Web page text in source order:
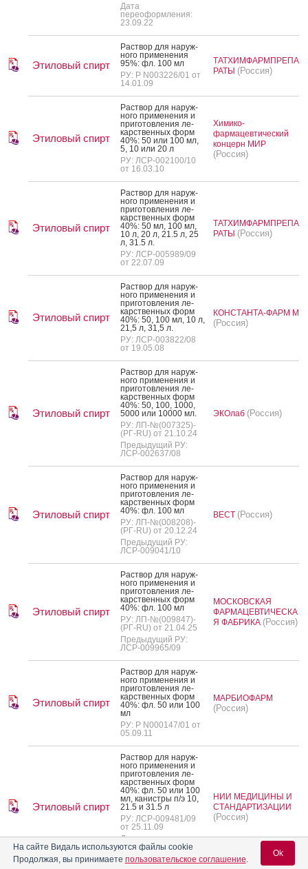
Дата
переоформления:
23.09.22
Этиловый спирт
Рас­твор для на­руж­
но­го при­мене­ния
95%: фл. 100 мл
РУ: Р N003226/01 от
14.01.09
ТАТХИМФАРМПРЕПА
РАТЫ (Россия)
Этиловый спирт
Рас­твор для на­руж­
но­го при­мене­ния и
при­готов­ле­ния ле­
карс­твен­ных форм
40%: 50 или 100 мл,
5, 10 или 20 л
РУ: ЛСР-002100/10
от 16.03.10
Химико-
фармацевтический
концерн МИР
(Россия)
Этиловый спирт
Рас­твор для на­руж­
но­го при­мене­ния и
при­готов­ле­ния ле­
карс­твен­ных форм
40%: 50 мл, 100 мл,
10 л, 20 л, 21.5 л, 25
л, 31.5 л.
РУ: ЛСР-005989/09
от 22.07.09
ТАТХИМФАРМПРЕПА
РАТЫ (Россия)
Этиловый спирт
Рас­твор для на­руж­
но­го при­мене­ния и
при­готов­ле­ния ле­
карс­твен­ных форм
40%: 50, 100 мл, 10 л,
21,5 л, 31,5 л.
РУ: ЛСР-003822/08
от 19.05.08
КОНСТАНТА-ФАРМ М
(Россия)
Этиловый спирт
Рас­твор для на­руж­
но­го при­мене­ния и
при­готов­ле­ния ле­
карс­твен­ных форм
40%: 50, 100, 1000,
5000 или 10000 мл.
РУ: ЛП-№(007325)-
(РГ-RU) от 21.10.24
Предыдущий РУ:
ЛСР-002637/08
ЭКОлаб (Россия)
Этиловый спирт
Рас­твор для на­руж­
но­го при­мене­ния и
при­готов­ле­ния ле­
карс­твен­ных форм
40%: фл. 100 мл
РУ: ЛП-№(008208)-
(РГ-RU) от 20.12.24
Предыдущий РУ:
ЛСР-009041/10
ВЕСТ (Россия)
Этиловый спирт
Рас­твор для на­руж­
но­го при­мене­ния и
при­готов­ле­ния ле­
карс­твен­ных форм
40%: фл. 100 мл
РУ: ЛП-№(009847)-
(РГ-RU) от 21.04.25
Предыдущий РУ:
ЛСР-009965/09
МОСКОВСКАЯ
ФАРМАЦЕВТИЧЕСКА
Я ФАБРИКА (Россия)
Этиловый спирт
Рас­твор для на­руж­
но­го при­мене­ния и
при­готов­ле­ния ле­
карс­твен­ных форм
40%: фл. 50 или 100
мл
РУ: Р N000147/01 от
05.09.11
МАРБИОФАРМ
(Россия)
Этиловый спирт
Рас­твор для на­руж­
но­го при­мене­ния и
при­готов­ле­ния ле­
карс­твен­ных форм
40%: фл. 50 или 100
мл, ка­нис­тры п/э 10,
21.5 и 31.5 л
РУ: ЛСР-009481/09
от 25.11.09
Дата
переоформления:
НИИ МЕДИЦИНЫ И
СТАНДАРТИЗАЦИИ
(Россия)
На сайте Видаль используются файлы cookie
Продолжая, вы принимаете пользовательское соглашение.
Ok